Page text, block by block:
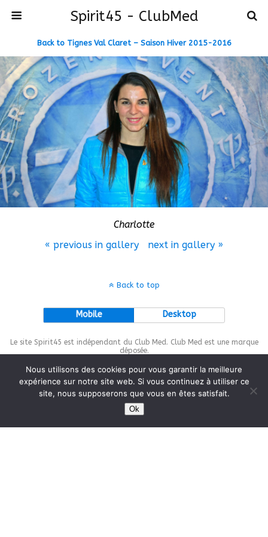
Spirit45 - ClubMed
Back to Tignes Val Claret – Saison Hiver 2015-2016
Charlotte
« previous in gallery
next in gallery »
Back to top
Mobile Desktop
Le site Spirit45 est indépendant du Club Med. Club Med est une marque
déposée.
This site is protected bywp-copyrightpro.com
Nous utilisons des cookies pour vous garantir la meilleure
expérience sur notre site web. Si vous continuez à utiliser ce
site, nous supposerons que vous en êtes satisfait.
Ok